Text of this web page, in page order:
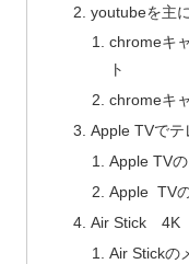
youtubeを主
chromeキ
ト
chromeキ
Apple TVでテ
Apple TV
Apple TV
Air Stick 4K
Air Stickの